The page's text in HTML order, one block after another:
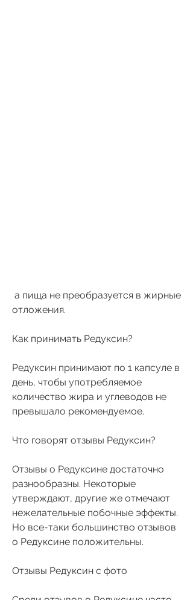
отложения.
Как принимать Редуксин?
Редуксин принимают по 1 капсуле в
день, чтобы употребляемое
количество жира и углеводов не
превышало рекомендуемое.
Что говорят отзывы Редуксин?
Отзывы о Редуксине достаточно
разнообразны. Некоторые
утверждают, другие же отмечают
нежелательные побочные эффекты.
Но все-таки большинство отзывов
о Редуксине положительны.
Отзывы Редуксин с фото